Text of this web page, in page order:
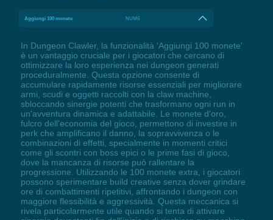
Aggiungi 100 monete NUM6
In Dungeon Clawler, la funzionalità 'Aggiungi 100 monete'
è un vantaggio cruciale per i giocatori che cercano di
ottimizzare la loro esperienza nei dungeon generati
proceduralmente. Questa opzione consente di
accumulare rapidamente risorse essenziali per migliorare
armi, scudi e oggetti raccolti con la claw machine,
sbloccando sinergie potenti che trasformano ogni run in
un'avventura dinamica e adattabile. Le monete d'oro,
fulcro dell'economia del gioco, permettono di investire in
perk che amplificano il danno, la sopravvivenza o le
combinazioni di effetti, specialmente in momenti critici
come gli scontri con boss epici o le prime fasi di gioco,
dove la mancanza di risorse può rallentare la
progressione. Utilizzando le 100 monete extra, i giocatori
possono sperimentare build creative senza dover grindare
ore di combattimenti ripetitivi, affrontando i dungeon con
maggiore flessibilità e aggressività. Questa meccanica si
rivela particolarmente utile quando si tenta di attivare